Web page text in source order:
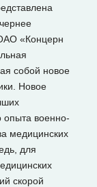
«Концерн
собой новое
Новое
опыта военно-
медицинских
для
скорой